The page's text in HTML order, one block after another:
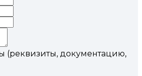
(реквизиты, документацию,